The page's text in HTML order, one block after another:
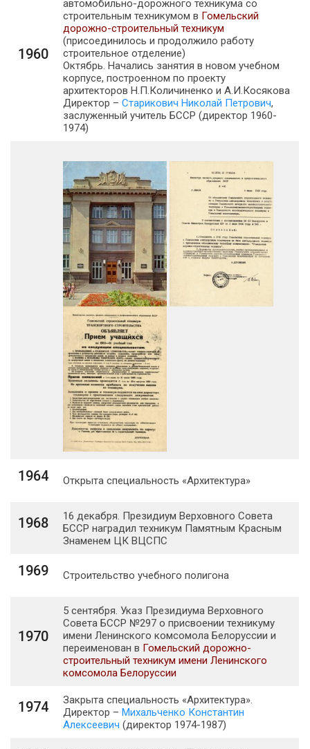
1960
автомобильно-дорожного техникума со
строительным техникумом в Гомельский
дорожно-строительный техникум
(присоединилось и продолжило работу
строительное отделение)
Октябрь. Начались занятия в новом учебном
корпусе, построенном по проекту
архитекторов Н.П.Количиненко и А.И.Косякова
Директор – Старикович Николай Петрович,
заслуженный учитель БССР (директор 1960-
1974)
1964 Открыта специальность «Архитектура»
1968
16 декабря. Президиум Верховного Совета
БССР наградил техникум Памятным Красным
Знаменем ЦК ВЦСПС
1969 Строительство учебного полигона
1970
5 сентября. Указ Президиума Верховного
Совета БССР №297 о присвоении техникуму
имени Ленинского комсомола Белоруссии и
переименован в Гомельский дорожно-
строительный техникум имени Ленинского
комсомола Белоруссии
1974
Закрыта специальность «Архитектура».
Директор – Михальченко Константин
Алексеевич (директор 1974-1987)